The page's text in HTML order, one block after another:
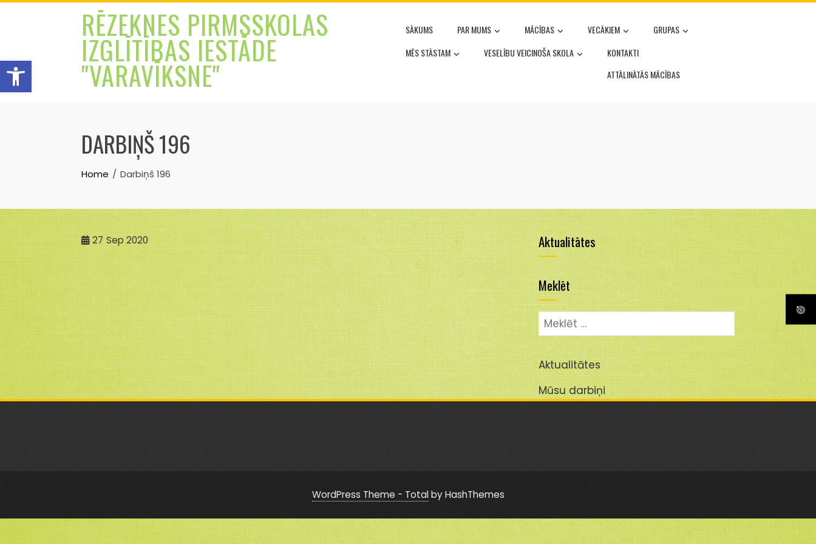
Open toolbar
Skip
RĒZEKNES PIRMSSKOLAS
IZGLĪTĪBAS IESTĀDE
"VARAVĪKSNE"
SĀKUMS PAR MUMS MĀCĪBAS VECĀKIEM
GRUPAS
MĒS STĀSTAM
VESELĪBU VEICINOŠA SKOLA
KONTAKTI
ATTĀLINĀTĀS MĀCĪBAS
DARBIŅŠ 196
Home Darbiņš 196
27 Sep 2020 Aktualitātes
Meklēt
Meklēt:
Aktualitātes
Mūsu darbiņi
WordPress Theme - Totalby HashThemes